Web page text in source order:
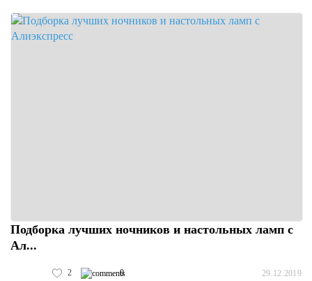
Подборка лучших ночников и настольных ламп с
Ал...
2 0 29.12.2019